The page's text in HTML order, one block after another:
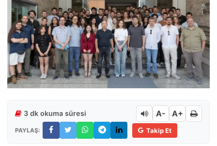
3 dk okuma süresi A- A+
PAYLAŞ: Takip Et